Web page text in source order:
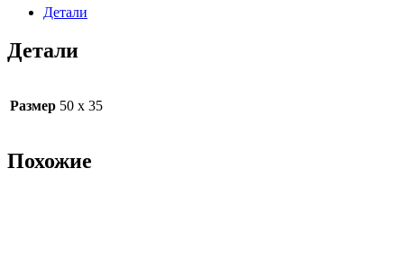
Детали
Детали
Размер 50 х 35
Похожие